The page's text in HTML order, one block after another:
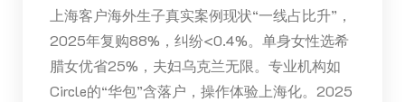
上海客户海外生子真实案例现状“一线占比升”，
2025年复购88%，纠纷<0.4%。单身女性选希
腊女优省25%，夫妇乌克兰无限。专业机构如
Circle的“华包”含落户，操作体验上海化。2025